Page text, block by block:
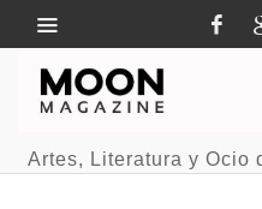
Artes, Literatura y Ocio